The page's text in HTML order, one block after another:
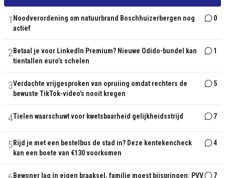
1 Noodverordening om natuurbrand Boschhuizerbergen nog
actief
0
2 Betaal je voor LinkedIn Premium? Nieuwe Odido-bundel kan
tientallen euro’s schelen
1
3Verdachte vrijgesproken van opruiing omdat rechters de
bewuste TikTok-video’s nooit kregen
5
4Tielen waarschuwt voor kwetsbaarheid gelijkheidsstrijd 7
5 Rijd je met een bestelbus de stad in? Deze kentekencheck
kan een boete van €130 voorkomen
4
Bewoner lag in eigen braaksel, familie moest bijspringen: PVV 7